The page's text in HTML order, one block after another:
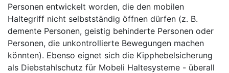
Personen entwickelt worden, die den mobilen
Haltegriff nicht selbstständig öffnen dürfen (z. B.
demente Personen, geistig behinderte Personen oder
Personen, die unkontrollierte Bewegungen machen
könnten). Ebenso eignet sich die Kipphebelsicherung
als Diebstahlschutz für Mobeli Haltesysteme - überall